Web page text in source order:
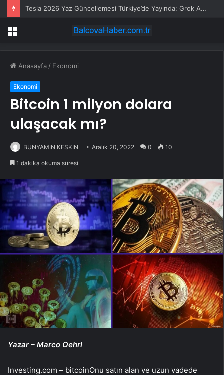
Tesla 2026 Yaz Güncellemesi Türkiye’de Yayında: Grok Asistanı ve Kişiselleştirilmiş Navigasyon
Menü
Anasayfa / Ekonomi
Ekonomi
Bitcoin 1 milyon dolara
ulaşacak mı?
BÜNYAMİN KESKİN Aralık 20, 2022 0 10
1 dakika okuma süresi
Yazar – Marco Oehrl
Investing.com – bitcoinOnu satın alan ve uzun vadede